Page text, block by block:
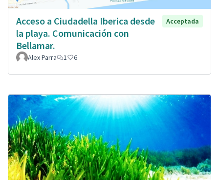
Acceso a Ciudadella Iberica desde
la playa. Comunicación con
Bellamar.
Acceptada
Alex Parra 1 6